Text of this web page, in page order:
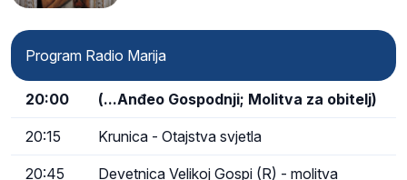
Program Radio Marija
20:00 (...Anđeo Gospodnji; Molitva za obitelj)
20:15 Krunica - Otajstva svjetla
20:45 Devetnica Velikoj Gospi (R) - molitva